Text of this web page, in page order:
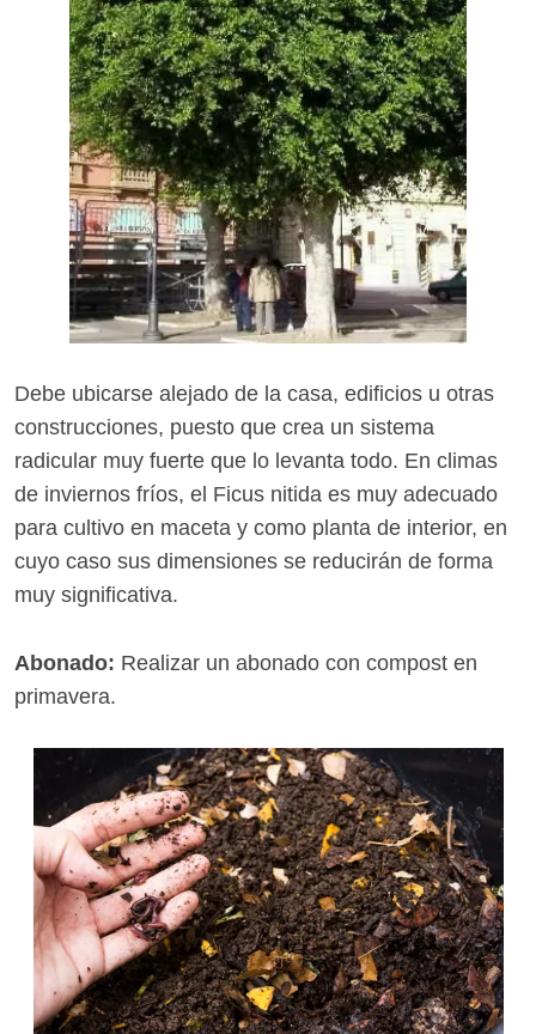
Debe ubicarse alejado de la casa, edificios u otras
construcciones, puesto que crea un sistema
radicular muy fuerte que lo levanta todo. En climas
de inviernos fríos, el Ficus nitida es muy adecuado
para cultivo en maceta y como planta de interior, en
cuyo caso sus dimensiones se reducirán de forma
muy significativa.
Abonado: Realizar un abonado con compost en
primavera.